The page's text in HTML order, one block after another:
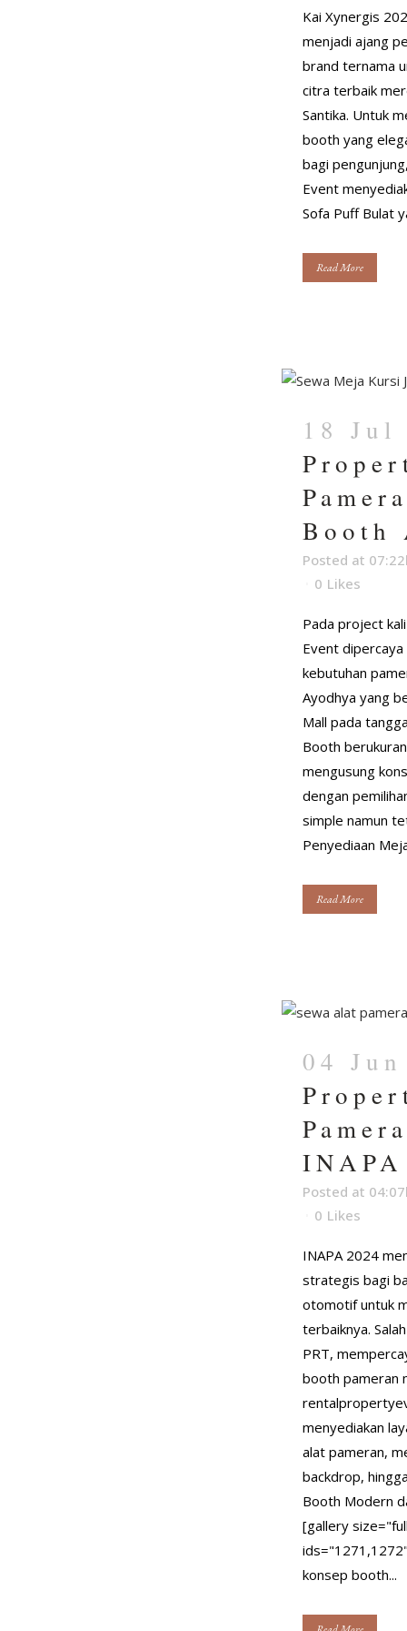
Kai Xynergis
menjadi ajang
brand ternama
citra terbaik
Santika. Untuk
booth yang
bagi
Event
Sofa Puff Bulat
Read More
18 Jul
Booth
Posted at
0 Likes
Pada project
Event
kebutuhan
Ayodhya yang
Mall pada
Booth
mengusung
dengan
simple namun
Penyediaan
Read More
04 Jun
Posted at
0 Likes
INAPA 2024
strategis bagi
otomotif untuk
terbaiknya.
PRT,
booth pameran
menyediakan
alat pameran,
backdrop,
Booth Modern
[gallery
konsep booth...